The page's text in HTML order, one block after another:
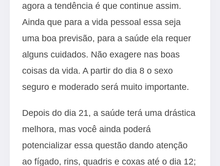
agora a tendência é que continue assim.
Ainda que para a vida pessoal essa seja
uma boa previsão, para a saúde ela requer
alguns cuidados. Não exagere nas boas
coisas da vida. A partir do dia 8 o sexo
seguro e moderado será muito importante.
Depois do dia 21, a saúde terá uma drástica
melhora, mas você ainda poderá
potencializar essa questão dando atenção
ao fígado, rins, quadris e coxas até o dia 12;